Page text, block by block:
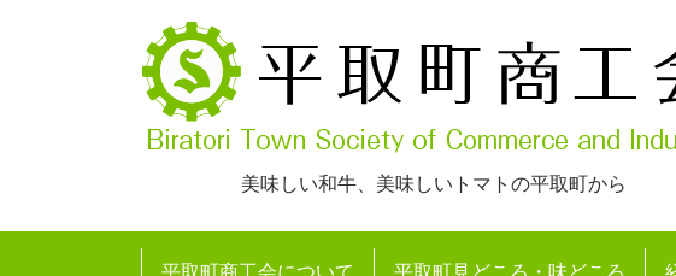
美味しい和牛、美味しいトマトの平取町から